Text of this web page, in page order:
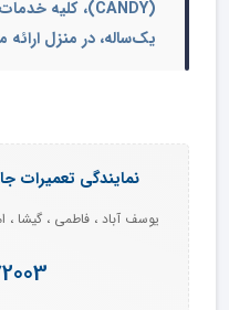
(CANDY)
، کلیه
یک‌ساله، در منزل
نمایندگی تعمیرات
یوسف آباد ، فاطمی ، گیشا ،